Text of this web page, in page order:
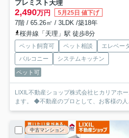
プレミスト天理
2,490万円 5月25日 値下げ
7階 / 65.26㎡ / 3LDK /築18年
桜井線「天理」駅 徒歩8分
ペット飼育可 ペット相談 エレベー
バルコニー
システムキッチン
ペット可
LIXIL不動産ショップ株式会社ヒカリアホ
ます。 ◆不動産のプロとして、お客様の
中古マンション